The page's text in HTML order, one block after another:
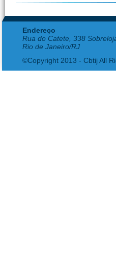
Endereço
Rua do Catete, 338
Rio de Janeiro/RJ
©Copyright 2013 - Cbtij All